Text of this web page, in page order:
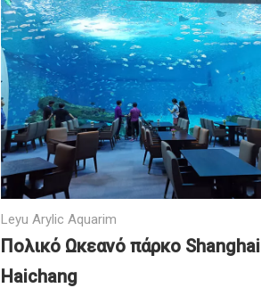
Leyu Arylic Aquarim
Πολικό Ωκεανό πάρκο Shanghai
Haichang